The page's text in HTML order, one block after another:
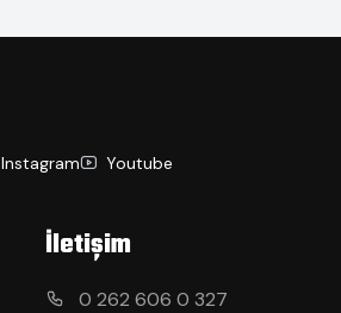
Instagram Youtube
İletişim
0 262 606 0 327